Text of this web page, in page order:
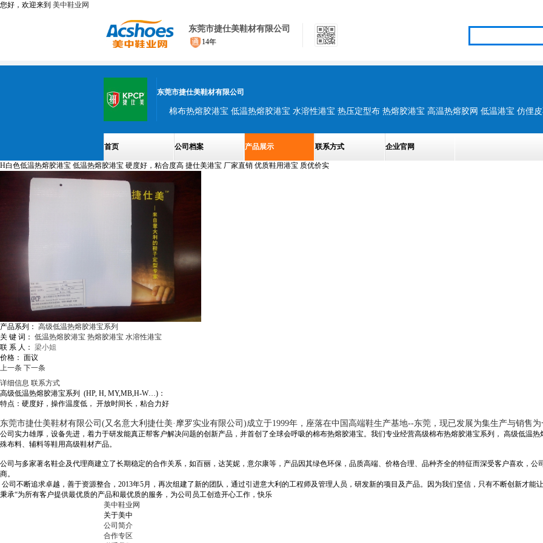
您好，欢迎来到 美中鞋业网
东莞市捷仕美鞋材有限公司
14年
东莞市捷仕美鞋材有限公司
首页 公司档案 产品展示 联系方式 企业官网
H白色低温热熔胶港宝 低温热熔胶港宝 硬度好，粘合度高 捷仕美港宝 厂家直销 优质鞋用港宝 质优价实
产品系列： 高级低温热熔胶港宝系列
关 键 词： 低温热熔胶港宝 热熔胶港宝 水溶性港宝
联 系 人： 梁小姐
价格： 面议
上一条 下一条
详细信息 联系方式
高级低温热熔胶港宝系列 (HP, H, MY,MB,H-W…)：
特点：硬度好，操作温度低， 开放时间长，粘合力好
东莞市捷仕美鞋材有限公司(又名意大利捷仕美·摩罗实业有限公司)成立于1999年，座落在中国高端鞋生产基地--东莞，现已发展为集生产与销售
公司实力雄厚，设备先进，着力于研发能真正帮客户解决问题的创新产品，并首创了全球会呼吸的棉布热熔胶港宝。我们专业经营高级棉布热熔胶港宝系列， 高级低温
殊布料、辅料等鞋用高级鞋材产品。
公司与多家著名鞋企及代理商建立了长期稳定的合作关系，如百丽，达芙妮，意尔康等，产品因其绿色环保，品质高端、价格合理、品种齐全的特征而深受客户喜欢，
商。
公司不断追求卓越，善于资源整合，2013年5月，再次组建了新的团队，通过引进意大利的工程师及管理人员，研发新的项目及产品。因为我们坚信，只有不断创新才
秉承“为所有客户提供最优质的产品和最优质的服务，为公司员工创造开心工作，快乐
美中鞋业网
关于美中
公司简介
合作专区